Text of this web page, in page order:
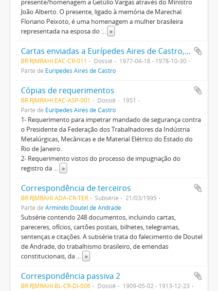
presente/homenagem a Getúlio Vargas através do Ministro
João Alberto. O presente, ligado à memória de Marechal
Floriano Peixoto, é uma homenagem a mulher brasileira
representada na esposa do ... »
Cartas enviadas a Eurípedes Aires de Castro, por Francisco Dal Prá, presidente da FTIMMMERJ
BR RJMRAHI EAC-CR-011 Dossiê
1977-04-18 - 1978-10-30
Parte de Eurípedes Aires de Castro
Cópias de requerimentos
BR RJMRAHI EAC-ASP-001 Dossiê
1951
Parte de Eurípedes Aires de Castro
1- Requerimento para impetrar mandado de segurança contra
o Presidente da Federação dos Trabalhadores da Indústria
Metalúrgicas, Mecânicas e de Material Elétrico do Estado do
Rio de Janeiro.
2- Requerimento vistos do processo de impugnação do
registro da ... »
Correspondência de terceiros
BR RJMRAHI ADA-CR-TER Subsérie
21/03/1995
Parte de Armindo Doutel de Andrade
Subsérie contendo 248 documentos, incluindo cartas,
pareceres, ofícios, cartões postais, bilhetes, telegramas,
sentenças e citações. A subsérie trata do falecimento de Doutel
de Andrade, do trabalhismo brasileiro, de emendas
constitucionais, da ... »
Correspondência passiva 2
BR RJMRAHI BL-CR-DI-006 Dossiê 1909-05-02 - 1913-12-23